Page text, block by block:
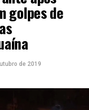
golpes de
de 2019